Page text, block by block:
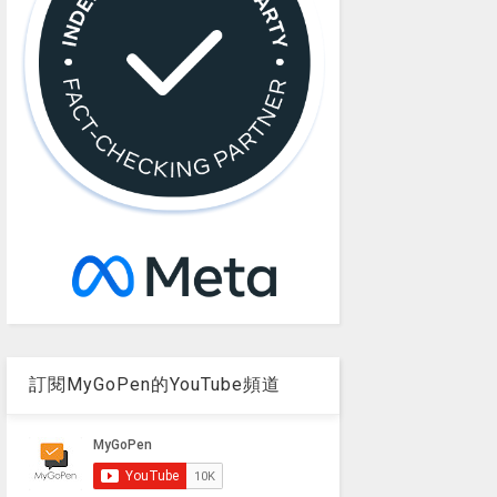
訂閱MyGoPen的YouTube頻道